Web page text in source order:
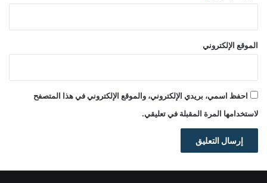
الموقع الإلكتروني
احفظ اسمي، بريدي الإلكتروني، والموقع الإلكتروني في هذا المتصفح
لاستخدامها المرة المقبلة في تعليقي.